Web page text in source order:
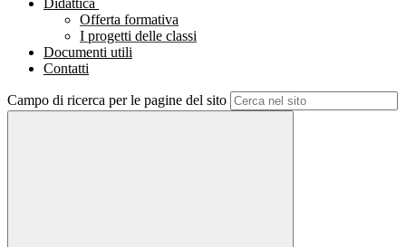
Didattica
Offerta formativa
I progetti delle classi
Documenti utili
Contatti
Campo di ricerca per le pagine del sito